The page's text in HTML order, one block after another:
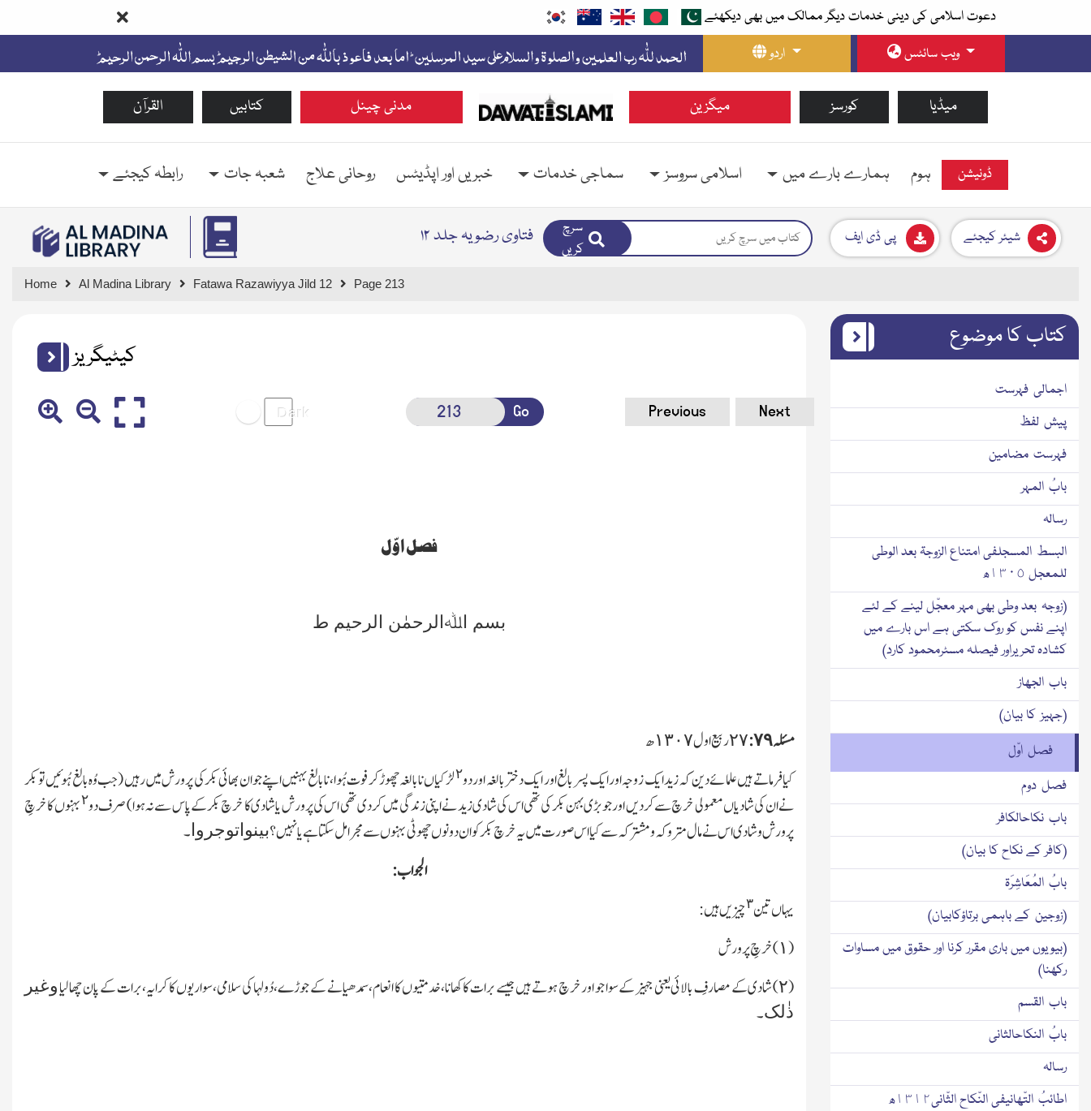
دعوت اسلامی کی دینی خدمات دیگر ممالک میں بھی دیکھئے
اردو
ویب سائٹس
القرآن کتابیں مدنی چینل میگزین کورسز میڈیا
ہوم ہمارے بارے میں اسلامی سروسز سماجی خدمات خبریں اور اپڈیٹس روحانی علاج شعبہ جات رابطہ کیجئے ڈونیشن
فتاوی رضویہ جلد ۱۲
سرچ
کریں
پی ڈی ایف شیئر کیجئے
Home Al Madina Library Fatawa Razawiyya Jild 12 Page 213
کیٹیگریز
Go Previous Next
فصل اوّل
بسم اﷲالرحمٰن الرحیم ط
مسئلہ ٧٩:
کیا فرماتے ہیں علمائے دین کہ زید ایك زوجہ اور ایك پسر بالغ اور ایك دختر بالغہ اور دو٢لڑکیاں نابالغہ چھوڑکر فوت ہُوا، نابالغ بہنیں اپنے جوان بھائی بکر کی پرورش میں رہیں (جب وُہ بالغ ہُوئیں توبکر
نے ان کی شادیاں معمولی خرچ سے کردیں اور جوبڑی بہن بکر کی تھی اس کی شادی زید نے اپنی زندگی میں کردی تھی اس کی پرورش یا شادی کا خرچ بکر کے پاس سے نہ ہوا) صرف دو٢بہنوں کا خرچِ
پرورش وشادی اس نے مال متروکہ ومشترکہ سے کیا اس صورت میں یہ خرچ بکر کوان دونوں چھوٹی بہنوں سے مجرا مل سکتا ہے یانہیں؟بینواتوجروا۔
الجواب:
یہاں تین٣چیزیں ہیں:
(١) خرچِ پرورش
(٢) شادی کے مصارفِ بالائی یعنی جہیز کے سوا جو اور خرچ ہوتے ہیں جیسے برات کاکھانا، خدمتیوں کا انعام، سمدھیانے کے جوڑے، دُولہا کی سلامی، سواریوں کا کرایہ، برات کے پان چھالیا
وغیر
ذٰلک۔
کتاب کا موضوع
اجمالی فہرست
پیش لفظ
فہرست مضامین
بابُ المہر
رسالہ
البسط المسجلفی امتناع الزوجۃ بعد الوطی
للمعجل ١٣٠٥ھ
(زوجہ بعد وطی بھی مہر معجّل لینے کے لئے
اپنے نفس کو روك سکتی ہے اس بارے میں
کشادہ تحریراور فیصلہ مسٹرمحمود کارد)
باب الجھاز
(جہیز کا بیان)
فصل اوّل
فصل دوم
باب نکاحالکافر
(کافر کے نکاح کا بیان)
بابُ المُعَاشِرَۃ
(زوجین کے باہمی برتاؤکابیان)
(بیویوں میں باری مقرر کرنا اور حقوق میں مساوات
رکھنا)
باب القسم
بابُ النکاحالثانی
رسالہ
اطائبُ التّھانیفی النّکاح الثّانی١٣١٢ھ